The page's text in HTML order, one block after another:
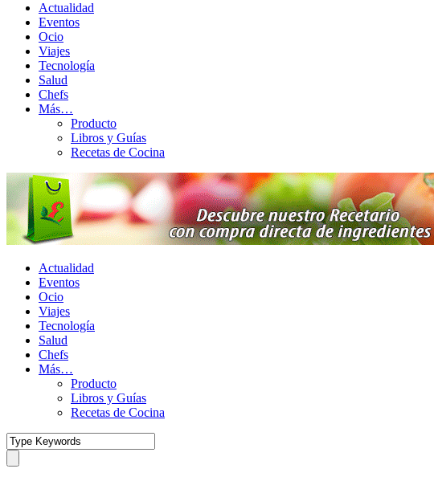
Actualidad
Eventos
Ocio
Viajes
Tecnología
Salud
Chefs
Más…
Producto
Libros y Guías
Recetas de Cocina
Actualidad
Eventos
Ocio
Viajes
Tecnología
Salud
Chefs
Más…
Producto
Libros y Guías
Recetas de Cocina